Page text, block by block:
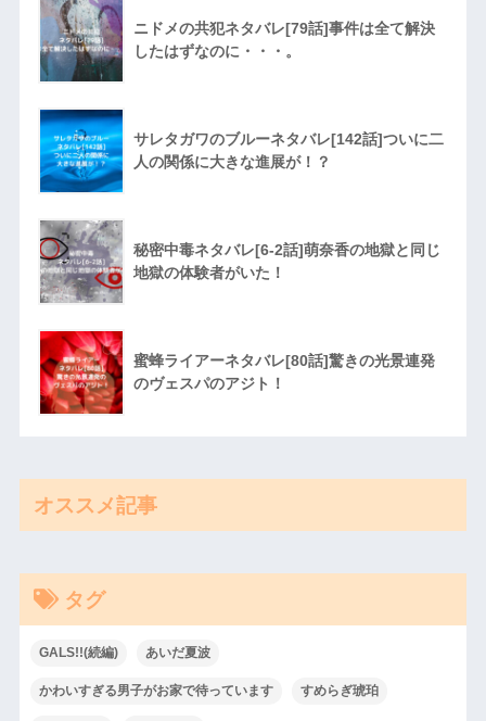
ニドメの共犯ネタバレ[79話]事件は全て解決
したはずなのに・・・。
サレタガワのブルーネタバレ[142話]ついに二
人の関係に大きな進展が！？
秘密中毒ネタバレ[6-2話]萌奈香の地獄と同じ
地獄の体験者がいた！
蜜蜂ライアーネタバレ[80話]驚きの光景連発
のヴェスパのアジト！
オススメ記事
タグ
GALS!!(続編) あいだ夏波
かわいすぎる男子がお家で待っています すめらぎ琥珀